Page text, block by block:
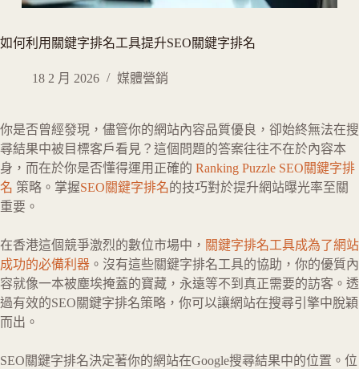
如何利用關鍵字排名工具提升SEO關鍵字排名
18 2 月 2026 媒體營銷
你是否曾經發現，儘管你的網站內容品質優良，卻始終無法在搜
尋結果中被目標客戶看見？這個問題的答案往往不在於內容本
身，而在於你是否懂得運用正確的 Ranking Puzzle SEO關鍵字排
名 策略 。掌握SEO關鍵字排名的技巧對於提升網站曝光率至關
重要。
在香港這個競爭激烈的數位市場中， 關鍵字排名工具成為了網站
成功的必備利器 。沒有這些關鍵字排名工具的協助，你的優質內
容就像一本被塵埃掩蓋的寶藏，永遠等不到真正需要的訪客。透
過有效的SEO關鍵字排名策略，你可以讓網站在搜尋引擎中脫穎
而出。
SEO關鍵字排名決定著你的網站在Google搜尋結果中的位置。位